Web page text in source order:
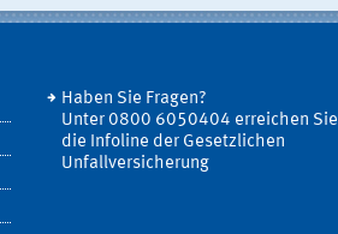
Haben Sie Fragen?
Unter 0800 6050404 erreichen Sie
die Infoline der Gesetzlichen
Unfallversicherung